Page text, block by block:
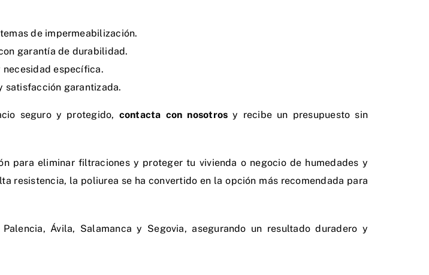
de impermeabilización.
garantía de durabilidad.
específica.
satisfacción garantizada.
seguro y protegido, contacta con nosotros y recibe un presupuesto sin
para eliminar filtraciones y proteger tu vivienda o negocio de humedades y
resistencia, la poliurea se ha convertido en la opción más recomendada para
Ávila, Salamanca y Segovia, asegurando un resultado duradero y